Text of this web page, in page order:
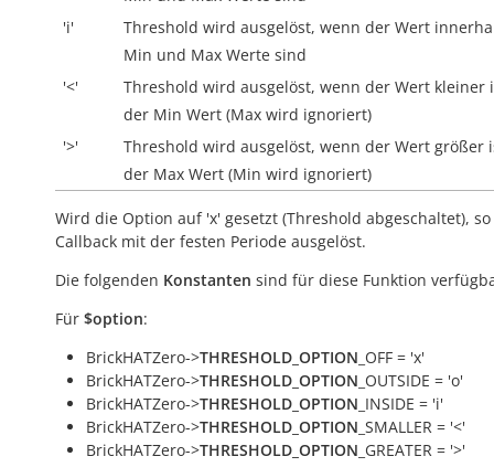
'i'
Threshold wird ausgelöst, wenn der Wert
Min und Max Werte sind
'<'
Threshold wird ausgelöst, wenn der Wert kleiner
der Min Wert (Max wird ignoriert)
'>'
Threshold wird ausgelöst, wenn der Wert größer
der Max Wert (Min wird ignoriert)
Wird die Option auf 'x' gesetzt (Threshold abgeschaltet),
Callback mit der festen Periode ausgelöst.
Die folgenden Konstanten sind für diese Funktion
Für $option:
BrickHATZero->THRESHOLD_OPTION _OFF = 'x'
BrickHATZero->THRESHOLD_OPTION _OUTSIDE = 'o'
BrickHATZero->THRESHOLD_OPTION _INSIDE = 'i'
BrickHATZero->THRESHOLD_OPTION _SMALLER = '<'
BrickHATZero->THRESHOLD_OPTION _GREATER = '>'